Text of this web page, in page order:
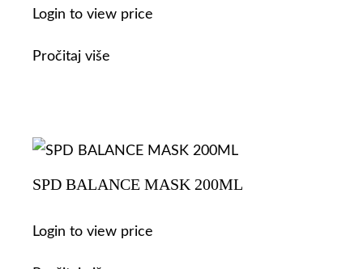
Login to view price
Pročitaj više
SPD BALANCE MASK 200ML
Login to view price